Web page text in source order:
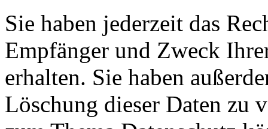
Sie haben jederzeit das
Empfänger und Zweck
erhalten. Sie haben
Löschung dieser Daten zu